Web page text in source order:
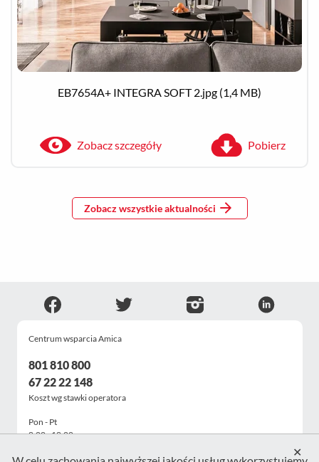
EB7654A+ INTEGRA SOFT 2.jpg (1,4 MB)
Zobacz szczegóły Pobierz
Zobacz wszystkie aktualności
Centrum wsparcia Amica
801 810 800
67 22 22 148
Koszt wg stawki operatora
Pon - Pt
8:00 - 18:00
✕